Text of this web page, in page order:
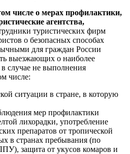
числе о мерах профилактики,
агентства,
туристических фирм
о безопасных способах
для граждан России
выезжающих о наиболее
случае не выполнения
числе:
ситуации в стране, в которую
мер профилактики
лихорадки, употребление
препаратов от тропической
в странах пребывания (по
защита от укусов комаров и